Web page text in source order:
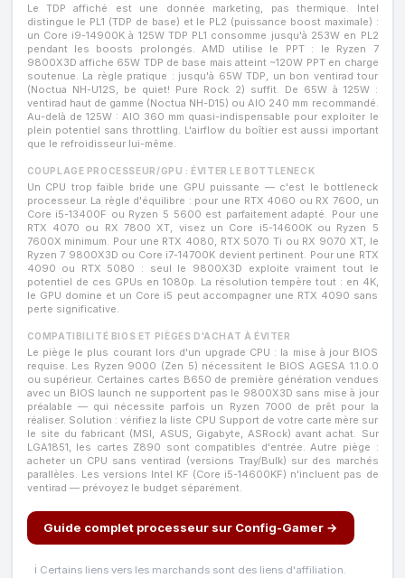
Le TDP affiché est une donnée marketing, pas thermique. Intel
distingue le PL1 (TDP de base) et le PL2 (puissance boost maximale) :
un Core i9-14900K à 125W TDP PL1 consomme jusqu'à 253W en PL2
pendant les boosts prolongés. AMD utilise le PPT : le Ryzen 7
9800X3D affiche 65W TDP de base mais atteint ~120W PPT en charge
soutenue. La règle pratique : jusqu'à 65W TDP, un bon ventirad tour
(Noctua NH-U12S, be quiet! Pure Rock 2) suffit. De 65W à 125W :
ventirad haut de gamme (Noctua NH-D15) ou AIO 240 mm recommandé.
Au-delà de 125W : AIO 360 mm quasi-indispensable pour exploiter le
plein potentiel sans throttling. L'airflow du boîtier est aussi important
que le refroidisseur lui-même.
COUPLAGE PROCESSEUR/GPU : ÉVITER LE BOTTLENECK
Un CPU trop faible bride une GPU puissante — c'est le bottleneck
processeur. La règle d'équilibre : pour une RTX 4060 ou RX 7600, un
Core i5-13400F ou Ryzen 5 5600 est parfaitement adapté. Pour une
RTX 4070 ou RX 7800 XT, visez un Core i5-14600K ou Ryzen 5
7600X minimum. Pour une RTX 4080, RTX 5070 Ti ou RX 9070 XT, le
Ryzen 7 9800X3D ou Core i7-14700K devient pertinent. Pour une RTX
4090 ou RTX 5080 : seul le 9800X3D exploite vraiment tout le
potentiel de ces GPUs en 1080p. La résolution tempère tout : en 4K,
le GPU domine et un Core i5 peut accompagner une RTX 4090 sans
perte significative.
COMPATIBILITÉ BIOS ET PIÈGES D'ACHAT À ÉVITER
Le piège le plus courant lors d'un upgrade CPU : la mise à jour BIOS
requise. Les Ryzen 9000 (Zen 5) nécessitent le BIOS AGESA 1.1.0.0
ou supérieur. Certaines cartes B650 de première génération vendues
avec un BIOS launch ne supportent pas le 9800X3D sans mise à jour
préalable — qui nécessite parfois un Ryzen 7000 de prêt pour la
réaliser. Solution : vérifiez la liste CPU Support de votre carte mère sur
le site du fabricant (MSI, ASUS, Gigabyte, ASRock) avant achat. Sur
LGA1851, les cartes Z890 sont compatibles d'entrée. Autre piège :
acheter un CPU sans ventirad (versions Tray/Bulk) sur des marchés
parallèles. Les versions Intel KF (Core i5-14600KF) n'incluent pas de
ventirad — prévoyez le budget séparément.
Guide complet processeur sur Config-Gamer →
ℹ️ Certains liens vers les marchands sont des liens d'affiliation.